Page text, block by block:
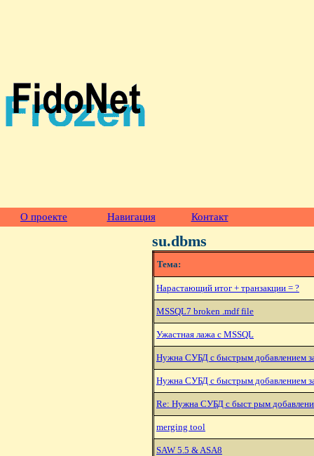
О проекте Навигация Контакт
su.dbms
Тема:
Hарастающий итог + транзакции = ?
MSSQL7 broken .mdf file
Ужастная лажа с MSSQL
Hужна СУБД с быстрым добавлением
Hужна СУБД с быстрым добавлением
Re: Hужна СУБД с быст рым
merging tool
SAW 5.5 & ASA8